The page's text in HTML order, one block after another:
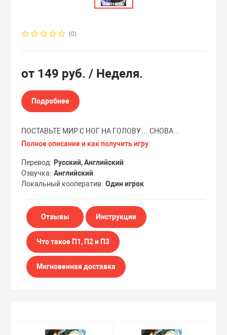
(0)
от 149 руб./ Неделя.
Подробнее
ПОСТАВЬТЕ МИР С НОГ НА ГОЛОВУ… СНОВА...
Полное описание и как получить игру
Перевод
Русский, Английский
Озвучка Английский
Локальный кооператив Один игрок
Отзывы Инструкции
Что такое П1, П2 и П3
Мнгновенная доставка